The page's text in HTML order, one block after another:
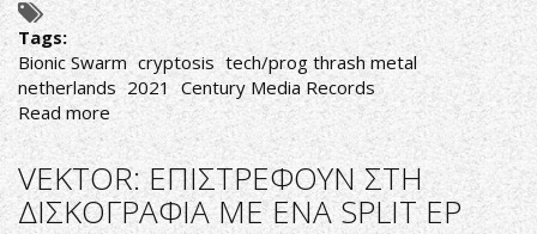
Tags:
Bionic Swarm cryptosis tech/prog thrash metal
netherlands 2021 Century Media Records
Read more about
Cryptosis-
Bionic
Swarm
VEKTOR: ΕΠΙΣΤΡΕΦΟΥΝ ΣΤΗ
ΔΙΣΚΟΓΡΑΦΙΑ ΜΕ ΕΝΑ SPLIT EP